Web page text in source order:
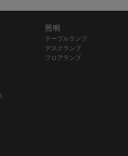
照明
テーブルランプ
デスクランプ
フロアランプ